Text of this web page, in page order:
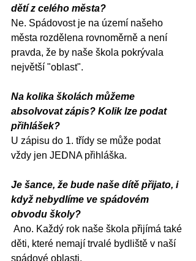
dětí z celého města?
Ne. Spádovost je na území našeho
města rozdělena rovnoměrně a není
pravda, že by naše škola pokrývala
největší "oblast".
Na kolika školách můžeme
absolvovat zápis? Kolik lze podat
přihlášek?
U zápisu do 1. třídy se může podat
vždy jen JEDNA přihláška.
Je šance, že bude naše dítě přijato, i
když nebydlíme ve spádovém
obvodu školy?
Ano. Každý rok naše škola přijímá také
děti, které nemají trvalé bydliště v naší
spádové oblasti.